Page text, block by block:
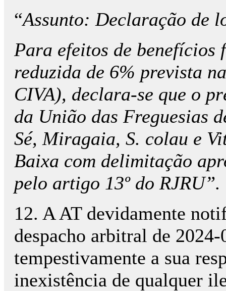
“Assunto: Declaração de
Para efeitos de
reduzida de 6% prevista
CIVA), declara-se que o
da União das Freguesias
Sé, Miragaia, S. colau e
Baixa com delimitação
pelo artigo 13º do RJRU”.
12. A AT devidamente
despacho arbitral de
tempestivamente a sua
inexistência de qualquer